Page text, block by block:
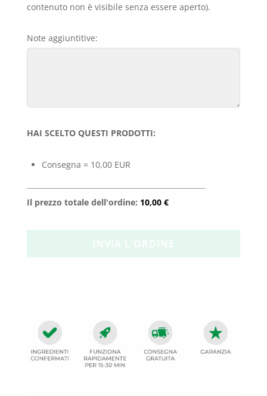
contenuto non è visibile senza essere aperto).
Note aggiuntitive:
HAI SCELTO QUESTI PRODOTTI:
Consegna = 10,00 EUR
Il prezzo totale dell'ordine: 10,00 €